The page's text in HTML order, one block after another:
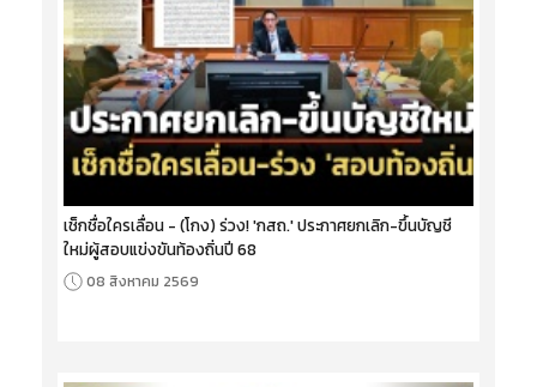
เช็กชื่อใครเลื่อน - (โกง) ร่วง! 'กสถ.' ประกาศยกเลิก-ขึ้นบัญชี
ใหม่ผู้สอบแข่งขันท้องถิ่นปี 68
08 สิงหาคม 2569